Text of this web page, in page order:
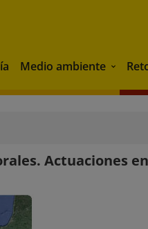
Medio ambiente Medio
Actuaciones